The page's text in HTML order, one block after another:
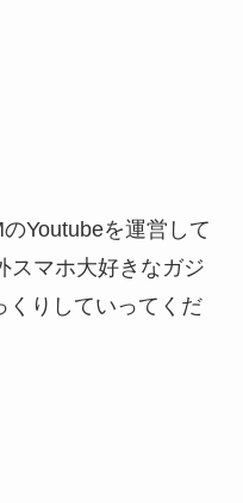
Youtubeを運営して
スマホ大好きなガジ
くりしていってくだ